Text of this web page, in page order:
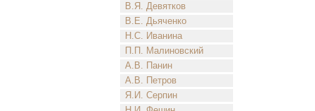
В.Я. Девятков
В.Е. Дьяченко
Н.С. Иванина
П.П. Малиновский
А.В. Панин
А.В. Петров
Я.И. Серпин